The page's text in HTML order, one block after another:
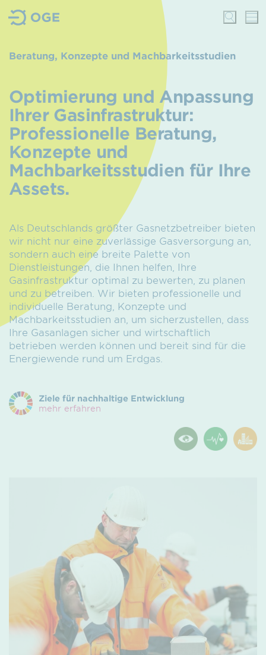
Beratung, Konzepte und Machbarkeitsstudien
Optimierung und Anpassung
Ihrer Gasinfrastruktur:
Professionelle Beratung,
Konzepte und
Machbarkeitsstudien für Ihre
Assets.
Als Deutschlands größter Gasnetzbetreiber bieten
wir nicht nur eine zuverlässige Gasversorgung an,
sondern auch eine breite Palette von
Dienstleistungen, die Ihnen helfen, Ihre
Gasinfrastruktur optimal zu bewerten, zu planen
und zu betreiben. Wir bieten professionelle und
individuelle Beratung, Konzepte und
Machbarkeitsstudien an, um sicherzustellen, dass
Ihre Gasanlagen sicher und wirtschaftlich
betrieben werden können und bereit sind für die
Energiewende rund um Erdgas.
Ziele für nachhaltige Entwicklung
mehr erfahren